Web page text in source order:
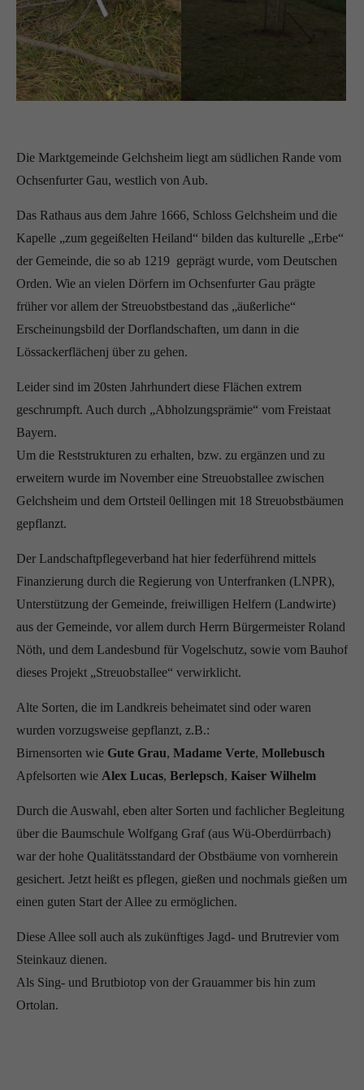
Die Marktgemeinde Gelchsheim liegt am südlichen Rande vom
Ochsenfurter Gau, westlich von Aub.
Das Rathaus aus dem Jahre 1666, Schloss Gelchsheim und die
Kapelle „zum gegeißelten Heiland“ bilden das kulturelle „Erbe“
der Gemeinde, die so ab 1219 geprägt wurde, vom Deutschen
Orden. Wie an vielen Dörfern im Ochsenfurter Gau prägte
früher vor allem der Streuobstbestand das „äußerliche“
Erscheinungsbild der Dorflandschaften, um dann in die
Lössackerflächenj über zu gehen.
Leider sind im 20sten Jahrhundert diese Flächen extrem
geschrumpft. Auch durch „Abholzungsprämie“ vom Freistaat
Bayern.
Um die Reststrukturen zu erhalten, bzw. zu ergänzen und zu
erweitern wurde im November eine Streuobstallee zwischen
Gelchsheim und dem Ortsteil 0ellingen mit 18 Streuobstbäumen
gepflanzt.
Der Landschaftpflegeverband hat hier federführend mittels
Finanzierung durch die Regierung von Unterfranken (LNPR),
Unterstützung der Gemeinde, freiwilligen Helfern (Landwirte)
aus der Gemeinde, vor allem durch Herrn Bürgermeister Roland
Nöth, und dem Landesbund für Vogelschutz, sowie vom Bauhof
dieses Projekt „Streuobstallee“ verwirklicht.
Alte Sorten, die im Landkreis beheimatet sind oder waren
wurden vorzugsweise gepflanzt, z.B.:
Birnensorten wie Gute Grau, Madame Verte, Mollebusch
Apfelsorten wie Alex Lucas, Berlepsch, Kaiser Wilhelm
Durch die Auswahl, eben alter Sorten und fachlicher Begleitung
über die Baumschule Wolfgang Graf (aus Wü-Oberdürrbach)
war der hohe Qualitätsstandard der Obstbäume von vornherein
gesichert. Jetzt heißt es pflegen, gießen und nochmals gießen um
einen guten Start der Allee zu ermöglichen.
Diese Allee soll auch als zukünftiges Jagd- und Brutrevier vom
Steinkauz dienen.
Als Sing- und Brutbiotop von der Grauammer bis hin zum
Ortolan.